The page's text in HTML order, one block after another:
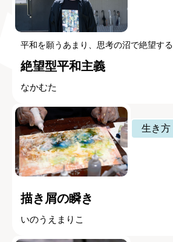
平和を願うあまり、思考の沼で絶望する
絶望型平和主義
なかむた
生き方
描き屑の瞬き
いのうえまりこ